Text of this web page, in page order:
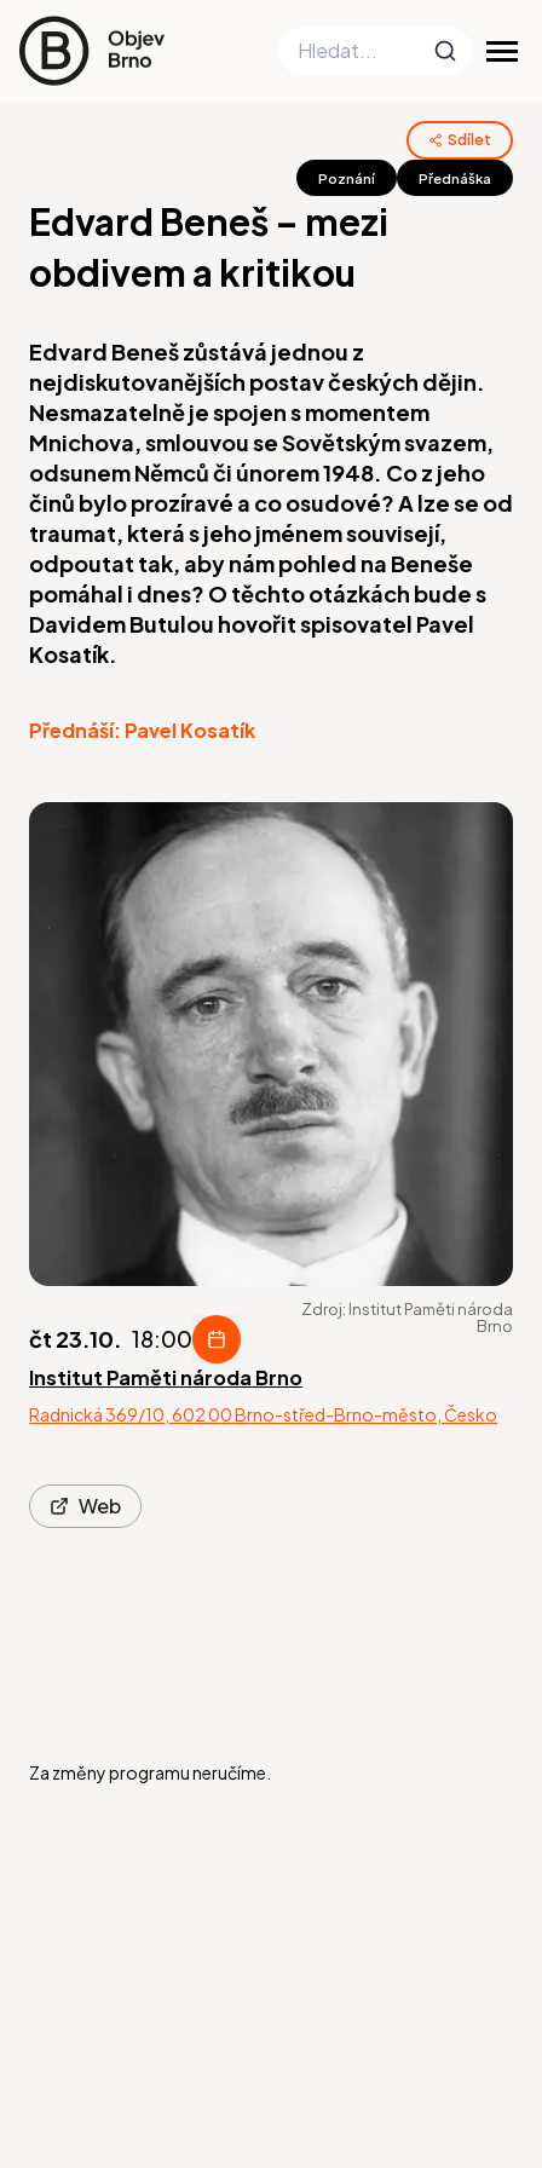
Sdílet
Poznání Přednáška
Edvard Beneš – mezi
obdivem a kritikou
Edvard Beneš zůstává jednou z
nejdiskutovanějších postav českých dějin.
Nesmazatelně je spojen s momentem
Mnichova, smlouvou se Sovětským svazem,
odsunem Němců či únorem 1948. Co z jeho
činů bylo prozíravé a co osudové? A lze se od
traumat, která s jeho jménem souvisejí,
odpoutat tak, aby nám pohled na Beneše
pomáhal i dnes? O těchto otázkách bude s
Davidem Butulou hovořit spisovatel Pavel
Kosatík.
Přednáší: Pavel Kosatík
Zdroj: Institut Paměti národa
Brno
čt 23.10. 18:00
Institut Paměti národa Brno
Radnická 369/10, 602 00 Brno-střed-Brno-město, Česko
Web
Za změny programu neručíme.